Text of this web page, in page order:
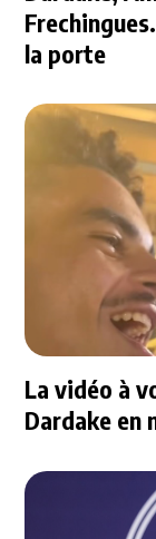
la porte
La vidéo à
Dardake en